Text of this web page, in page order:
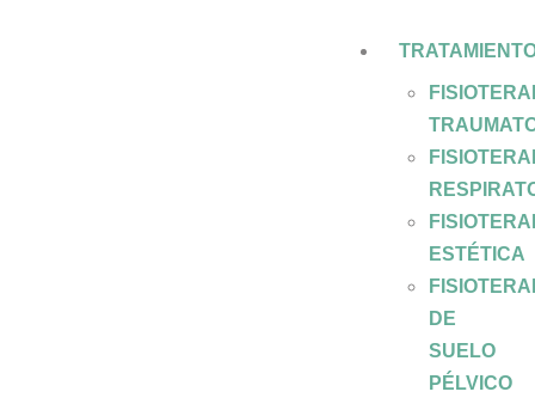
ESTÉTICA
DE
SUELO
PÉLVICO